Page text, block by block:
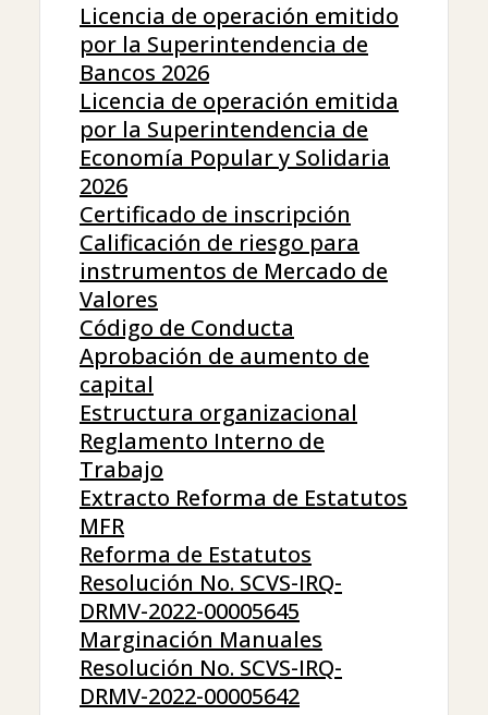
Licencia de operación emitido
por la Superintendencia de
Bancos 2026
Licencia de operación emitida
por la Superintendencia de
Economía Popular y Solidaria
2026
Certificado de inscripción
Calificación de riesgo para
instrumentos de Mercado de
Valores
Código de Conducta
Aprobación de aumento de
capital
Estructura organizacional
Reglamento Interno de
Trabajo
Extracto Reforma de Estatutos
MFR
Reforma de Estatutos
Resolución No. SCVS-IRQ-
DRMV-2022-00005645
Marginación Manuales
Resolución No. SCVS-IRQ-
DRMV-2022-00005642